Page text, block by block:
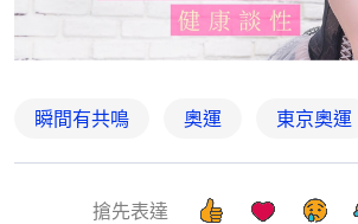
瞬間有共鳴 奧運 東京奧運
搶先表達